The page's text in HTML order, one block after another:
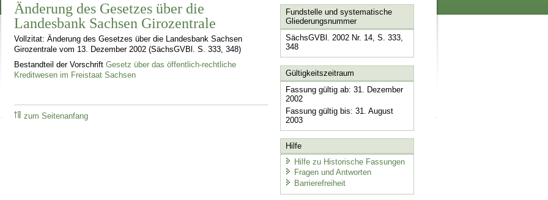
Änderung des Gesetzes über die
Landesbank Sachsen Girozentrale
Vollzitat: Änderung des Gesetzes über die Landesbank Sachsen
Girozentrale vom 13. Dezember 2002 (SächsGVBl. S. 333, 348)
Bestandteil der VorschriftGesetz über das öffentlich-rechtliche
Kreditwesen im Freistaat Sachsen
zum Seitenanfang
Fundstelle und systematische
Gliederungsnummer
SächsGVBl. 2002 Nr. 14, S. 333,
348
Gültigkeitszeitraum
Fassung gültig ab: 31. Dezember
2002
Fassung gültig bis: 31. August
2003
Hilfe
Hilfe zu Historische Fassungen
Fragen und Antworten
Barrierefreiheit